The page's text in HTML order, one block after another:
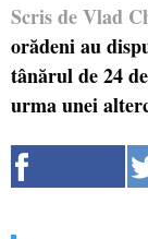
Scris de Vlad
orădeni au
tânărul de 24
urma unei